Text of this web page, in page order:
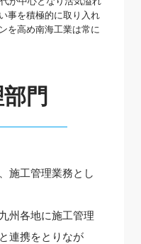
事を積極的に取り入れ
を高め南海工業は常に
門
施工管理業務とし
州各地に施工管理
連携をとりなが